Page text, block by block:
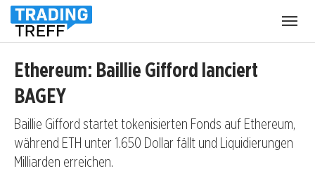
Ethereum: Baillie Gifford lanciert
BAGEY
Baillie Gifford startet tokenisierten Fonds auf Ethereum,
während ETH unter 1.650 Dollar fällt und Liquidierungen
Milliarden erreichen.